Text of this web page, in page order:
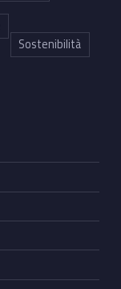
Sostenibilità